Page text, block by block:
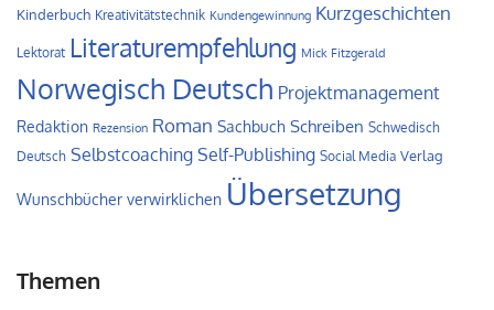
Kinderbuch Kreativitätstechnik Kundengewinnung Kurzgeschichten
Lektorat Literaturempfehlung Mick Fitzgerald
Norwegisch Deutsch Projektmanagement
Redaktion Rezension Roman Sachbuch Schreiben Schwedisch
Deutsch Selbstcoaching Self-Publishing Social Media Verlag
Wunschbücher verwirklichen Übersetzung
Themen